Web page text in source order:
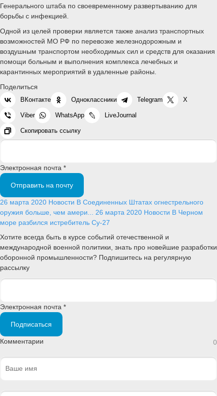
Генерального штаба по своевременному развертыванию для
борьбы с инфекцией.
Одной из целей проверки является также анализ транспортных
возможностей МО РФ по перевозке железнодорожным и
воздушным транспортом необходимых сил и средств для оказания
помощи больным и выполнения комплекса лечебных и
карантинных мероприятий в удаленные районы.
Поделиться
ВКонтакте Одноклассники Telegram X
Viber WhatsApp LiveJournal
Скопировать ссылку
Электронная почта *
Отправить на почту
26 марта 2020 Новости В Соединенных Штатах огнестрельного
оружия больше, чем амери... 26 марта 2020 Новости В Черном
море разбился истребитель Су-27
Хотите всегда быть в курсе событий отечественной и
международной военной политики, знать про новейшие разработки
оборонной промышленности? Подпишитесь на регулярную
рассылку
Электронная почта *
Подписаться
Комментарии 0